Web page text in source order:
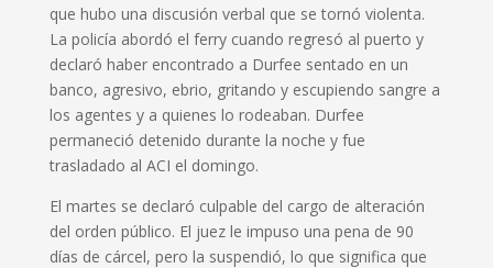
que hubo una discusión verbal que se tornó violenta.
La policía abordó el ferry cuando regresó al puerto y
declaró haber encontrado a Durfee sentado en un
banco, agresivo, ebrio, gritando y escupiendo sangre a
los agentes y a quienes lo rodeaban. Durfee
permaneció detenido durante la noche y fue
trasladado al ACI el domingo.
El martes se declaró culpable del cargo de alteración
del orden público. El juez le impuso una pena de 90
días de cárcel, pero la suspendió, lo que significa que